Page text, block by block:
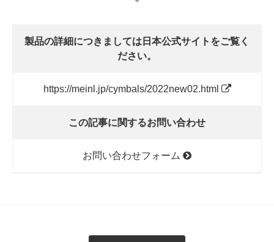
製品の詳細につきましては日本公式サイトをご覧く
ださい。
https://meinl.jp/cymbals/2022new02.html
この記事に関するお問い合わせ
お問い合わせフォーム